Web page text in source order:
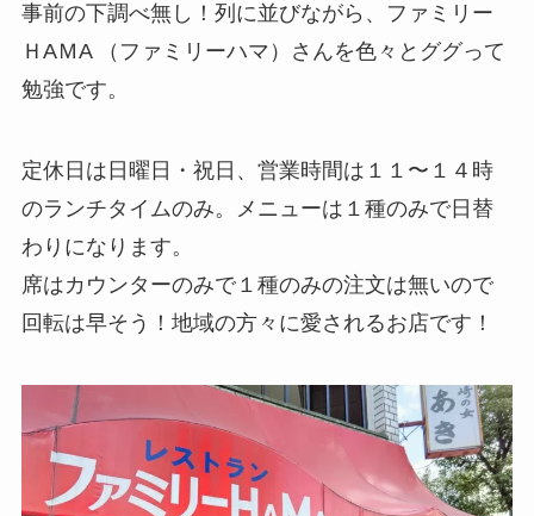
事前の下調べ無し！列に並びながら、ファミリー
ＨAＭA （ファミリーハマ）さんを色々とググって
勉強です。
定休日は日曜日・祝日、営業時間は１１〜１４時
のランチタイムのみ。メニューは１種のみで日替
わりになります。
席はカウンターのみで１種のみの注文は無いので
回転は早そう！地域の方々に愛されるお店です！